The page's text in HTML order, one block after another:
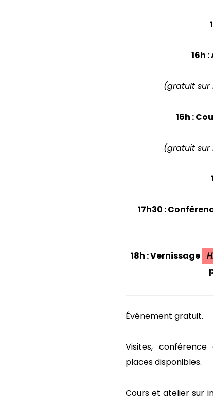
16h
(gratuit sur
16h :
(gratuit sur
17h30 :
18h : Vernissage
Événement gratuit.
Visites,
places disponibles.
Cours et atelier sur